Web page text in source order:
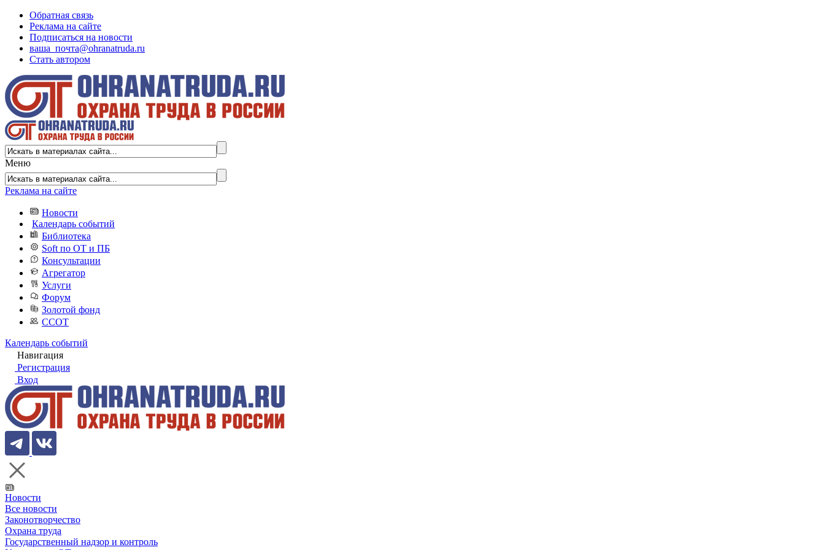
Обратная связь
Реклама на сайте
Подписаться на новости
ваша_почта@ohranatruda.ru
Стать автором
Меню
Реклама на сайте
Новости
Календарь событий
Библиотека
Soft по ОТ и ПБ
Консультации
Агрегатор
Услуги
Форум
Золотой фонд
ССОТ
Календарь событий
Навигация
Регистрация
Вход
Новости
Все новости
Законотворчество
Охрана труда
Государственный надзор и контроль